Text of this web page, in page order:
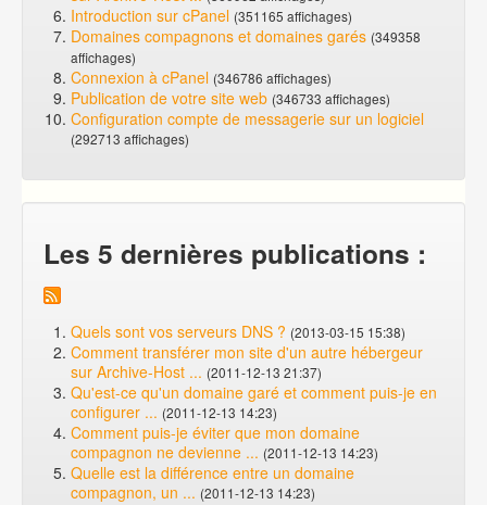
Introduction sur cPanel (351165 affichages)
Domaines compagnons et domaines garés (349358
affichages)
Connexion à cPanel (346786 affichages)
Publication de votre site web (346733 affichages)
Configuration compte de messagerie sur un logiciel
(292713 affichages)
Les 5 dernières publications :
Quels sont vos serveurs DNS ? (2013-03-15 15:38)
Comment transférer mon site d'un autre hébergeur
sur Archive-Host ... (2011-12-13 21:37)
Qu'est-ce qu'un domaine garé et comment puis-je en
configurer ... (2011-12-13 14:23)
Comment puis-je éviter que mon domaine
compagnon ne devienne ... (2011-12-13 14:23)
Quelle est la différence entre un domaine
compagnon, un ... (2011-12-13 14:23)